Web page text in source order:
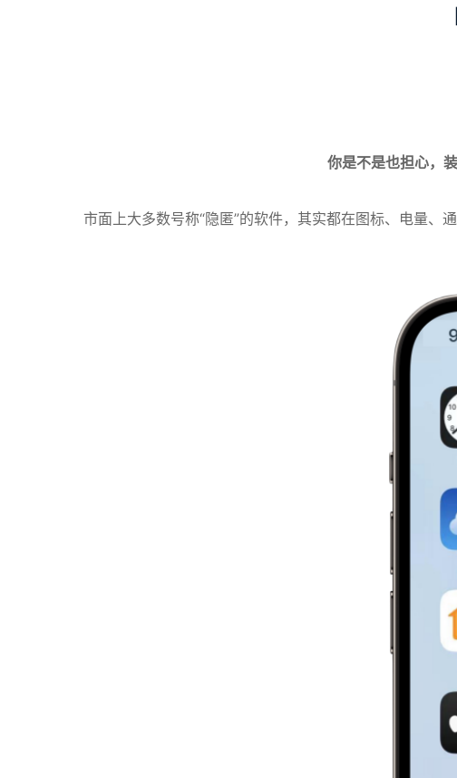
你是不是也担心，
市面上大多数号称“隐匿”的软件，其实都在图标、电量、